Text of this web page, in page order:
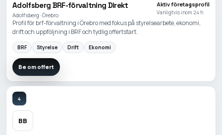
Adolfsberg BRF-förvaltning Direkt
Adolfsberg · Örebro
Aktiv företagsprofil
Vanligtvis inom 24 h
Profil för brf-förvaltning i Örebro med fokus på styrelsearbete, ekonomi,
drift och uppföljning i BRF och tydlig offertstart.
BRF Styrelse Drift Ekonomi
Be om offert
4
BB